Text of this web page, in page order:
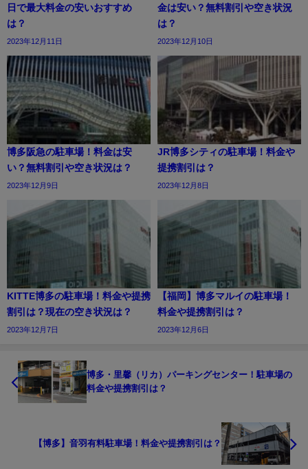
日で最大料金の安いおすすめ
は？
2023年12月11日
金は安い？無料割引や空き状況
は？
2023年12月10日
博多阪急の駐車場！料金は安
い？無料割引や空き状況は？
2023年12月9日
JR博多シティの駐車場！料金や
提携割引は？
2023年12月8日
KITTE博多の駐車場！料金や提携
割引は？現在の空き状況は？
2023年12月7日
【福岡】博多マルイの駐車場！
料金や提携割引は？
2023年12月6日
博多・里馨（リカ）パーキングセンター！駐車場の
料金や提携割引は？
【博多】音羽有料駐車場！料金や提携割引は？